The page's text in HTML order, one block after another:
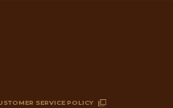
SERVICE POLICY